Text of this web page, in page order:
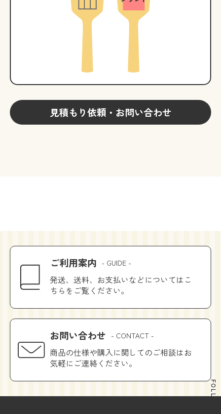
見積もり依頼・お問い合わせ
ご利用案内 - GUIDE -
発送、送料、お支払いなどについてはこ
ちらをご覧ください。
お問い合わせ - CONTACT -
商品の仕様や購入に関してのご相談はお
気軽にご連絡ください。
FOLLOW US